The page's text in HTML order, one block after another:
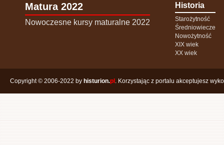
Matura 2022
Nowoczesne kursy maturalne 2022
Historia
Starożytność
Średniowiecze
Nowożytność
XIX wiek
XX wiek
Copyright © 2006-2022 by histurion.pl . Korzystając z portalu akceptujesz